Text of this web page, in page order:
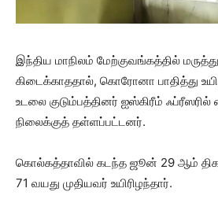
இந்திய மாநிலம் மேற்குவங்கத்தில்
கிடைக்காததால், கொரோனா பாதித்து
உடலை குடும்பத்தினர் ஐஸ்கிரீம்
நிலைக்குத் தள்ளப்பட்டனர்.
கொல்கத்தாவில் கடந்த ஜூன் 29 ஆம்
71 வயது முதியவர் உயிரிழந்தார்.